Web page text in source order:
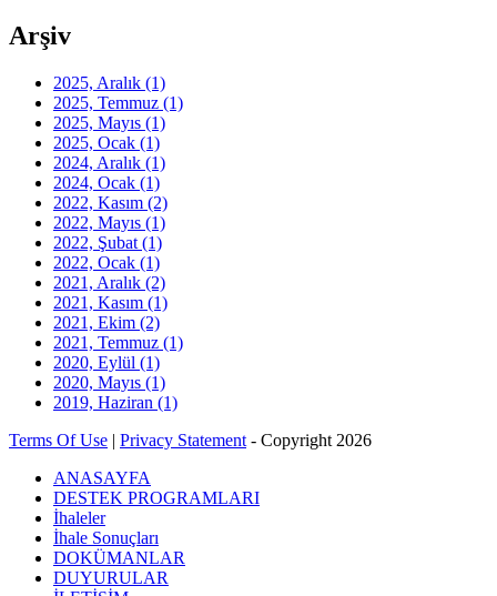
Arşiv
2025, Aralık (1)
2025, Temmuz (1)
2025, Mayıs (1)
2025, Ocak (1)
2024, Aralık (1)
2024, Ocak (1)
2022, Kasım (2)
2022, Mayıs (1)
2022, Şubat (1)
2022, Ocak (1)
2021, Aralık (2)
2021, Kasım (1)
2021, Ekim (2)
2021, Temmuz (1)
2020, Eylül (1)
2020, Mayıs (1)
2019, Haziran (1)
Terms Of Use | Privacy Statement - Copyright 2026
ANASAYFA
DESTEK PROGRAMLARI
İhaleler
İhale Sonuçları
DOKÜMANLAR
DUYURULAR